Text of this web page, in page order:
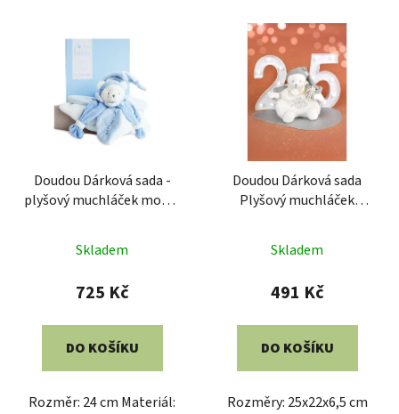
Doudou Dárková sada -
plyšový muchláček modrý
Skladem
725 Kč
DO KOŠÍKU
Rozměr: 24 cm Materiál:
Doudou Dárková sada
Plyšový muchláček
Skladem
491 Kč
DO KOŠÍKU
Rozměry: 25x22x6,5 cm